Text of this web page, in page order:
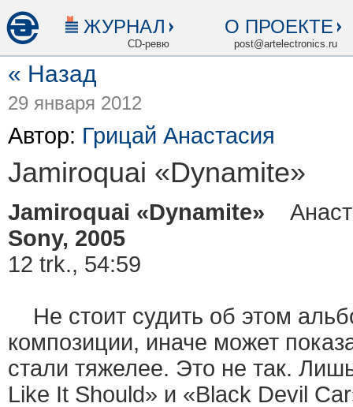
ЖУРНАЛ
CD-ревю
О ПРОЕКТЕ
post@artelectronics.ru
« Назад
29 января 2012
Автор: Грицай Анастасия
Jamiroquai «Dynamite»
Jamiroquai «Dynamite»
Sony, 2005
12 trk., 54:59
Не стоит судить об этом
композиции, иначе может
стали тяжелее. Это не так.
Like It Should» и «Black Devil